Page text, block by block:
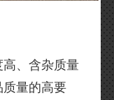
、含杂质量
质量的高要